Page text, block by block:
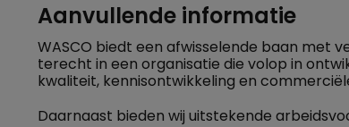
Aanvullende informatie
WASCO biedt een afwisselende baan met
terecht in een organisatie die volop in
kwaliteit, kennisontwikkeling en
Daarnaast bieden wij uitstekende